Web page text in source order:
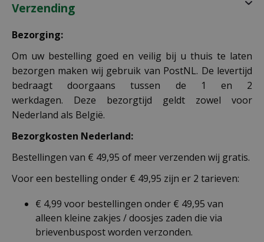
Verzending
Bezorging:
Om uw bestelling goed en veilig bij u thuis te laten
bezorgen maken wij gebruik van PostNL. De levertijd
bedraagt doorgaans tussen de 1 en 2
werkdagen. Deze bezorgtijd geldt zowel voor
Nederland als België.
Bezorgkosten Nederland:
Bestellingen van € 49,95 of meer verzenden wij gratis.
Voor een bestelling onder € 49,95 zijn er 2 tarieven:
€ 4,99 voor bestellingen onder € 49,95 van
alleen kleine zakjes / doosjes zaden die via
brievenbuspost worden verzonden.